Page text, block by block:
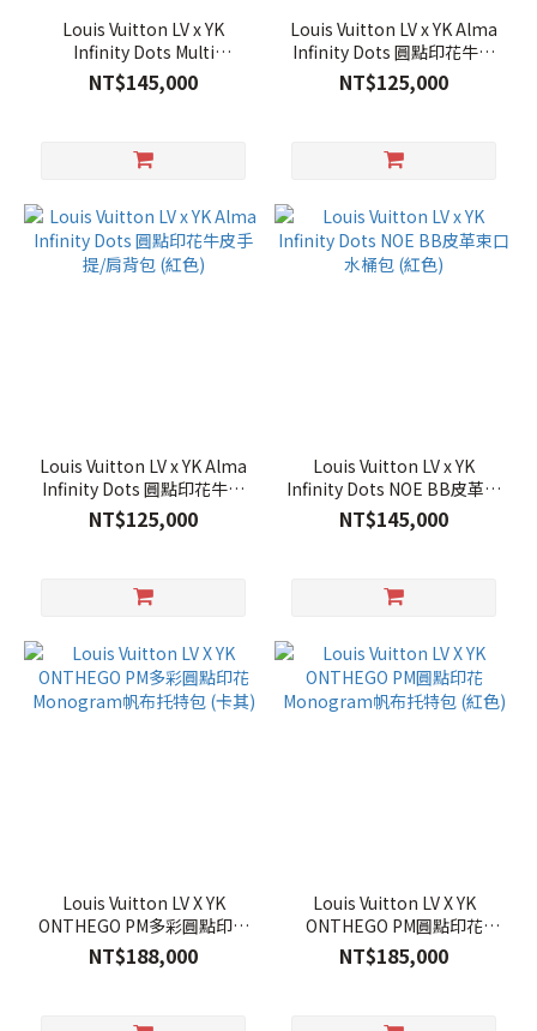
Louis Vuitton LV x YK
Infinity Dots Multi
Pochette Accessoires混合
式斜背袋 (卡其)
NT$145,000
Louis Vuitton LV x YK Alma
Infinity Dots 圓點印花牛皮
手提/肩背包 (黑色)
NT$125,000
Louis Vuitton LV x YK Alma
Infinity Dots 圓點印花牛皮
手提/肩背包 (紅色)
NT$125,000
Louis Vuitton LV x YK
Infinity Dots NOE BB皮革束
口水桶包 (紅色)
NT$145,000
Louis Vuitton LV X YK
ONTHEGO PM多彩圓點印花
Monogram帆布托特包 (卡
其)
NT$188,000
Louis Vuitton LV X YK
ONTHEGO PM圓點印花
Monogram帆布托特包 (紅
色)
NT$185,000